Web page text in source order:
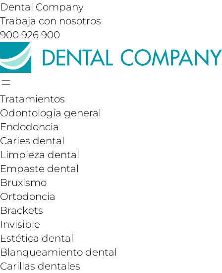
Dental Company
Trabaja con nosotros
900 926 900
Tratamientos
Odontología general
Endodoncia
Caries dental
Limpieza dental
Empaste dental
Bruxismo
Ortodoncia
Brackets
Invisible
Estética dental
Blanqueamiento dental
Carillas dentales